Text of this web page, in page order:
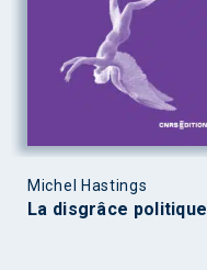
Michel Hastings
La disgrâce politique